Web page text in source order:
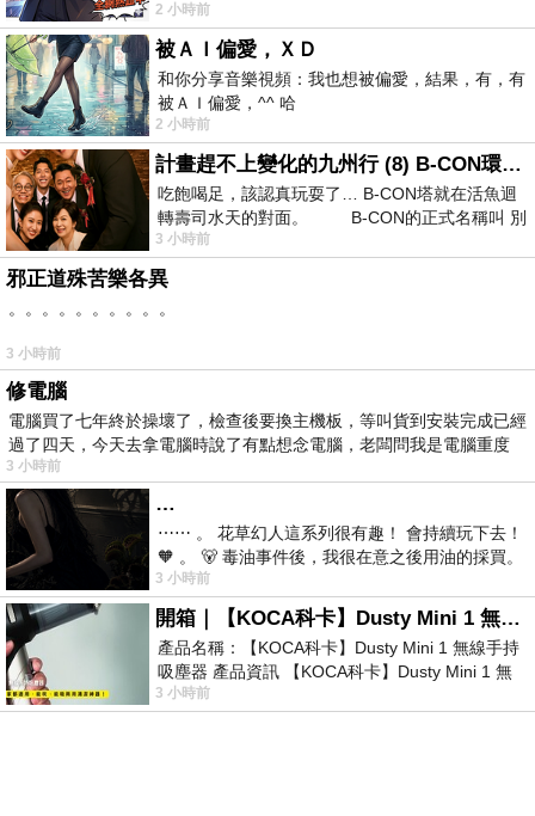
卡爾頓酒店的總統套房內，燈光昏
2 小時前
被ＡＩ偏愛，ＸＤ
和你分享音樂視頻：我也想被偏愛，結果，有，有
被ＡＩ偏愛，^^ 哈
2 小時前
計畫趕不上變化的九州行 (8) B-CON環球塔
吃飽喝足，該認真玩耍了… B-CON塔就在活魚迴
轉壽司水天的對面。 B-CON的正式名稱叫 別
3 小時前
邪正道殊苦樂各異
。。。。。。。。。。
3 小時前
修電腦
電腦買了七年終於操壞了，檢查後要換主機板，等叫貨到安裝完成已經
過了四天，今天去拿電腦時說了有點想念電腦，老闆問我是電腦重度
3 小時前
…
⋯⋯ 。 花草幻人這系列很有趣！ 會持續玩下去！
🧡 。 🐻 毒油事件後，我很在意之後用油的採買。
前天購買了我之前就很愛
3 小時前
開箱｜【KOCA科卡】Dusty Mini 1 無線手持吸塵器
產品名稱：【KOCA科卡】Dusty Mini 1 無線手持
吸塵器 產品資訊 【KOCA科卡】Dusty Mini 1 無
線手持吸塵器評語： 能吸、能吹兼具兩
3 小時前